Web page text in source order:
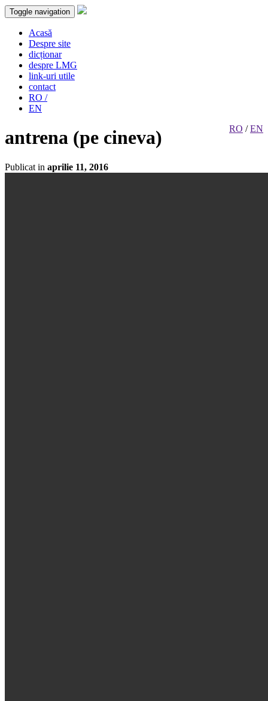
Toggle navigation
Acasă
Despre site
dicționar
despre LMG
link-uri utile
contact
RO /
EN
RO /EN
antrena (pe cineva)
Publicat in aprilie 11, 2016